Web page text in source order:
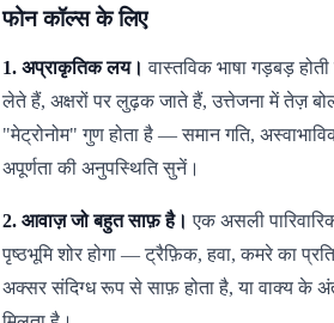
फोन कॉल्स के लिए
1. अप्राकृतिक लय। वास्तविक भाषा गड़बड़
लेते हैं, अक्षरों पर लुढ़क जाते हैं, उत्तेजना में तेज़
"मेट्रोनोम" गुण होता है — समान गति,
अपूर्णता की अनुपस्थिति सुनें।
2. आवाज़ जो बहुत साफ़ है। एक असली
पृष्ठभूमि शोर होगा — ट्रैफ़िक, हवा, कमरे का
अक्सर संदिग्ध रूप से साफ़ होता है, या वाक्य के